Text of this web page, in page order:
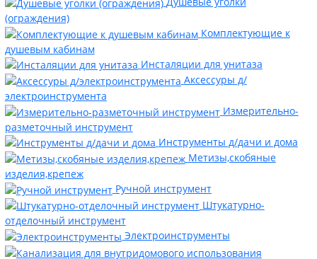
(ограждения)
Комплектующие к
душевым кабинам
Инсталяции для унитаза
Аксессуры д/
электроинструмента
Измерительно-
разметочный инструмент
Инструменты д/дачи и дома
Метизы,скобяные
изделия,крепеж
Ручной инструмент
Штукатурно-
отделочный инструмент
Электроинструменты